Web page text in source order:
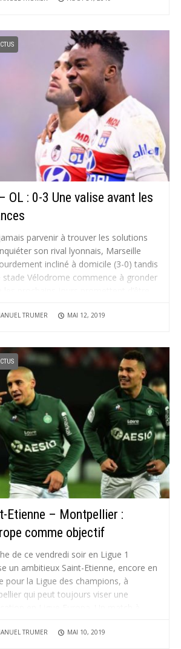
OL : 0-3 Une valise avant les
parvenir à trouver les solutions
son rival lyonnais, Marseille
incliné à domicile (3-0) tandis
stade Vélodrome commence à gronder
Dembélé décisif dès...
TRUMER MAI 12, 2019
Etienne – Montpellier :
comme objectif
de ce vendredi soir en Ligue 1
un ambitieux Saint-Etienne, encore en
pour la Ligue des champions, à
qui peut toujours viser une
provisoirement l’OL et...
TRUMER MAI 10, 2019